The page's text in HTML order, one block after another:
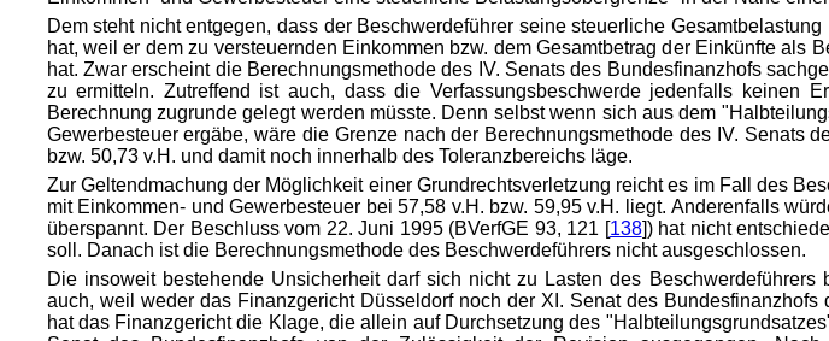
Dem steht nicht entgegen, dass der Beschwerdeführer seine steuerliche
hat, weil er dem zu versteuernden Einkommen bzw. dem Gesamtbetrag der Einkünfte
hat. Zwar erscheint die Berechnungsmethode des IV. Senats des Bundesfinanzhofs
zu ermitteln. Zutreffend ist auch, dass die Verfassungsbeschwerde jedenfalls keinen
Berechnung zugrunde gelegt werden müsste. Denn selbst wenn sich aus dem
Gewerbesteuer ergäbe, wäre die Grenze nach der Berechnungsmethode des IV. Senats
bzw. 50,73 v.H. und damit noch innerhalb des Toleranzbereichs läge.
Zur Geltendmachung der Möglichkeit einer Grundrechtsverletzung reicht es im Fall des
mit Einkommen- und Gewerbesteuer bei 57,58 v.H. bzw. 59,95 v.H. liegt. Anderenfalls
überspannt. Der Beschluss vom 22. Juni 1995 (BVerfGE 93, 121 [138]) hat nicht
soll. Danach ist die Berechnungsmethode des Beschwerdeführers nicht ausgeschlossen.
Die insoweit bestehende Unsicherheit darf sich nicht zu Lasten des
auch, weil weder das Finanzgericht Düsseldorf noch der XI. Senat des
hat das Finanzgericht die Klage, die allein auf Durchsetzung des